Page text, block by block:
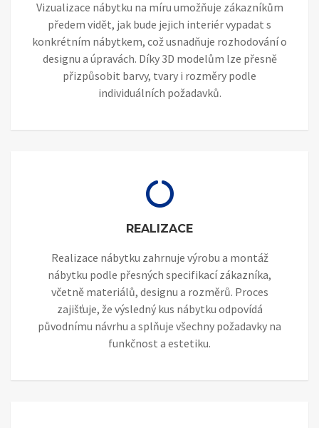
Vizualizace nábytku na míru umožňuje zákazníkům
předem vidět, jak bude jejich interiér vypadat s
konkrétním nábytkem, což usnadňuje rozhodování o
designu a úpravách. Díky 3D modelům lze přesně
přizpůsobit barvy, tvary i rozměry podle
individuálních požadavků.
REALIZACE
Realizace nábytku zahrnuje výrobu a montáž
nábytku podle přesných specifikací zákazníka,
včetně materiálů, designu a rozměrů. Proces
zajišťuje, že výsledný kus nábytku odpovídá
původnímu návrhu a splňuje všechny požadavky na
funkčnost a estetiku.